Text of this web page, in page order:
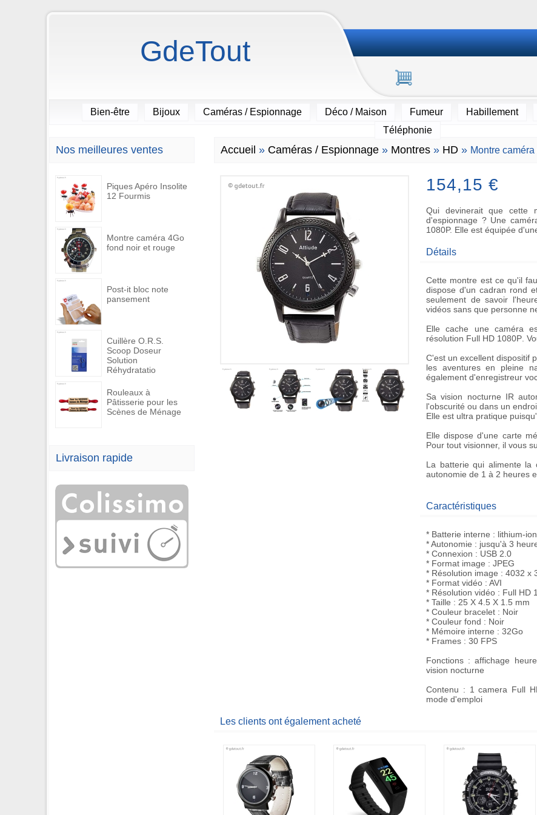
GdeTout
Bien-être Bijoux Caméras / Espionnage Déco / Maison Fumeur Habillement
Téléphonie
Nos meilleures ventes
Piques Apéro Insolite
12 Fourmis
Montre caméra 4Go
fond noir et rouge
Post-it bloc note
pansement
Cuillère O.R.S.
Scoop Doseur
Solution
Réhydratatio
Rouleaux à
Pâtisserie pour les
Scènes de Ménage
Livraison rapide
Accueil » Caméras / Espionnage » Montres » HD » Montre
154,15 €
Qui devinerait que cette
d'espionnage ? Une
1080P. Elle est équipée
Détails
Cette montre est ce qu'il
dispose d'un cadran rond
seulement de savoir
vidéos sans que personne
Elle cache une caméra
résolution Full HD 1080P .
C'est un excellent dispositif
les aventures en pleine
également d'enregistreur
Savision nocturne IR
l'obscurité ou dans un
Elle est ultra pratique
Elle dispose d'une carte
Pour tout visionner, il vous
La batterie qui alimente la
autonomie de 1 à 2 heures
Caractéristiques
* Batterie interne : lithium-ion
* Autonomie : jusqu'à 3
* Connexion : USB 2.0
* Format image : JPEG
* Résolution image : 4032 x
* Format vidéo : AVI
* Résolution vidéo : Full HD
* Taille : 25 X 4.5 X 1.5 mm
* Couleur bracelet : Noir
* Couleur fond : Noir
* Mémoire interne : 32Go
* Frames : 30 FPS
Fonctions : affichage
vision nocturne
Contenu : 1 camera Full
mode d'emploi
Les clients ont également acheté